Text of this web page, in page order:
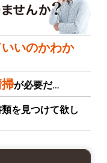
いのかわか
が必要だ…
を見つけて欲し